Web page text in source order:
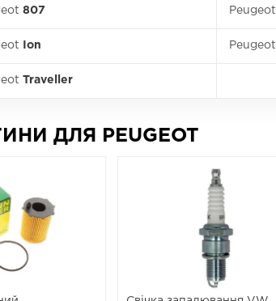
807 Peugeot
Ion Peugeot
Traveller
ДЛЯ PEUGEOT